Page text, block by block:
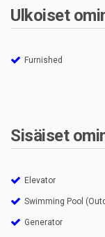
Ulkoiset
Furnished
Sisäiset
Elevator
Swimming Pool
Generator